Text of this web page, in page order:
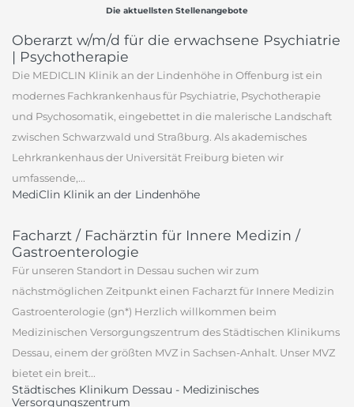
Die aktuellsten Stellenangebote
Oberarzt w/m/d für die erwachsene Psychiatrie
| Psychotherapie
Die MEDICLIN Klinik an der Lindenhöhe in Offenburg ist ein
modernes Fachkrankenhaus für Psychiatrie, Psychotherapie
und Psychosomatik, eingebettet in die malerische Landschaft
zwischen Schwarzwald und Straßburg. Als akademisches
Lehrkrankenhaus der Universität Freiburg bieten wir
umfassende,...
MediClin Klinik an der Lindenhöhe
Facharzt / Fachärztin für Innere Medizin /
Gastroenterologie
Für unseren Standort in Dessau suchen wir zum
nächstmöglichen Zeitpunkt einen Facharzt für Innere Medizin
Gastroenterologie (gn*) Herzlich willkommen beim
Medizinischen Versorgungszentrum des Städtischen Klinikums
Dessau, einem der größten MVZ in Sachsen-Anhalt. Unser MVZ
bietet ein breit...
Städtisches Klinikum Dessau - Medizinisches
Versorgungszentrum